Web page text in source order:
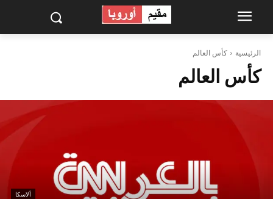
الرئيسية كأس العالم
كأس العالم
ألاسكا